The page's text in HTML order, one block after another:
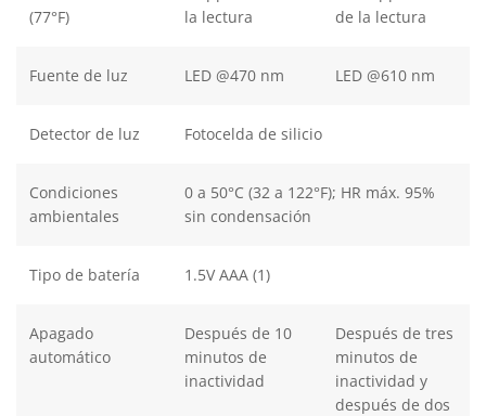
(77°F)
la lectura
de la lectura
Fuente de luz LED @470 nm LED @610 nm
Detector de luz Fotocelda de silicio
Condiciones
ambientales
0 a 50°C (32 a 122°F); HR máx. 95%
sin condensación
Tipo de batería 1.5V AAA (1)
Apagado
automático
Después de 10
minutos de
inactividad
Después de tres
minutos de
inactividad y
después de dos